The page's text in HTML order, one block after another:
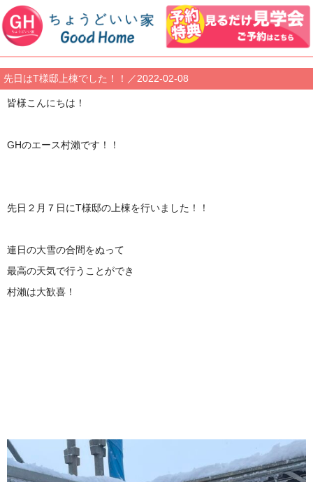
先日はT様邸上棟でした！！／2022-02-08
皆様こんにちは！
GHのエース村瀨です！！
先日２月７日にT様邸の上棟を行いました！！
連日の大雪の合間をぬって
最高の天気で行うことができ
村瀨は大歓喜！